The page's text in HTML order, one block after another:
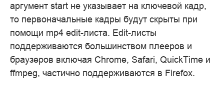
аргумент start не указывает на ключевой кадр,
то первоначальные кадры будут скрыты при
помощи mp4 edit-листа. Edit-листы
поддерживаются большинством плееров и
браузеров включая Chrome, Safari, QuickTime и
ffmpeg, частично поддерживаются в Firefox.